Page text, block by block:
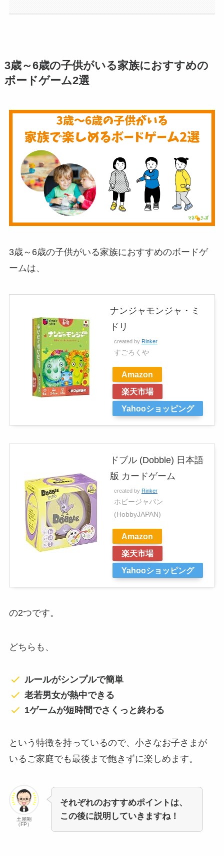
3歳～6歳の子供がいる家族におすすめの
ボードゲーム2選
3歳～6歳の子供がいる家族におすすめのボードゲ
ームは、
ナンジャモンジャ・ミ
ドリ
created by Rinker
すごろくや
Amazon
楽天市場
Yahooショッピング
ドブル (Dobble) 日本語
版 カードゲーム
created by Rinker
ホビージャパン
(HobbyJAPAN)
Amazon
楽天市場
Yahooショッピング
の2つです。
どちらも、
ルールがシンプルで簡単
老若男女が熱中できる
1ゲームが短時間でさくっと終わる
という特徴を持っているので、小さなお子さまが
いるご家庭でも最後まで飽きずに楽しめます。
土屋剛
（FP）
それぞれのおすすめポイントは、
この後に説明していきますね！